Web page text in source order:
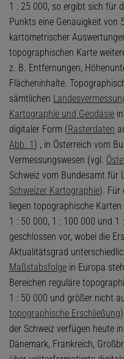
1 : 25 000, so ergibt sich für
Punkts eine Genauigkeit von
kartometrischer
topographischen Karte
z. B. Entfernungen,
Flächeninhalte.
sämtlichen
Kartographie und Geodäsie
digitaler Form (Rasterdaten
Abb. 1) , in Österreich vom
Vermessungswesen (vgl.
Schweiz vom Bundesamt für
Schweizer Kartographie). Für
liegen topographische
1 : 50 000, 1 : 100 000 und 1
geschlossen vor, wobei die
Aktualitätsgrad
Maßstabsfolge in Europa
Bereichen reguläre
1 : 50 000 und größer nicht
topographische Erschließung
der Schweiz verfügen heute
Dänemark, Frankreich,